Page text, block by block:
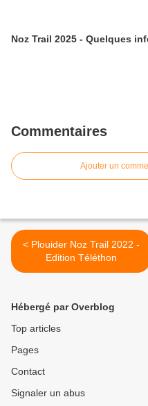
Noz Trail 2025 - Quelques
Commentaires
Ajouter un
< Plouider Noz Trail 2022 -
Edition Téléthon
Hébergé par Overblog
Top articles
Pages
Contact
Signaler un abus